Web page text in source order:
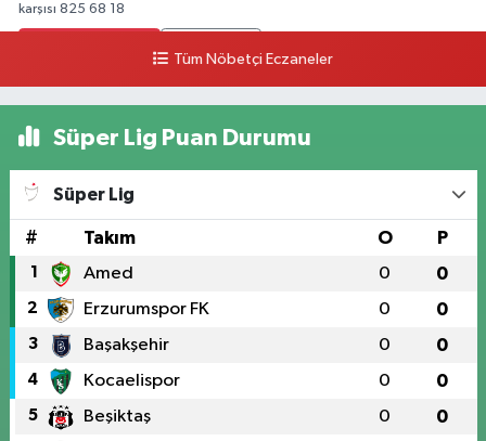
karşısı 825 68 18
Tüm Nöbetçi Eczaneler
Süper Lig Puan Durumu
Süper Lig
# Takım O P
1 Amed 0 0
2 Erzurumspor FK 0 0
3 Başakşehir 0 0
4 Kocaelispor 0 0
5 Beşiktaş 0 0